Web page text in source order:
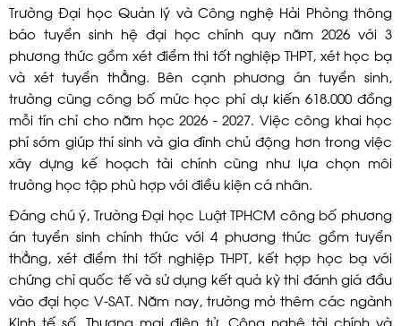
Trường Đại học Quản lý và Công nghệ Hải Phòng thông
báo tuyển sinh hệ đại học chính quy năm 2026 với 3
phương thức gồm xét điểm thi tốt nghiệp THPT, xét học bạ
và xét tuyển thẳng. Bên cạnh phương án tuyển sinh,
trường cũng công bố mức học phí dự kiến 618.000 đồng
mỗi tín chỉ cho năm học 2026 - 2027. Việc công khai học
phí sớm giúp thí sinh và gia đình chủ động hơn trong việc
xây dựng kế hoạch tài chính cũng như lựa chọn môi
trường học tập phù hợp với điều kiện cá nhân.
Đáng chú ý, Trường Đại học Luật TPHCM công bố phương
án tuyển sinh chính thức với 4 phương thức gồm tuyển
thẳng, xét điểm thi tốt nghiệp THPT, kết hợp học bạ với
chứng chỉ quốc tế và sử dụng kết quả kỳ thi đánh giá đầu
vào đại học V-SAT. Năm nay, trường mở thêm các ngành
Kinh tế số, Thương mại điện tử, Công nghệ tài chính và